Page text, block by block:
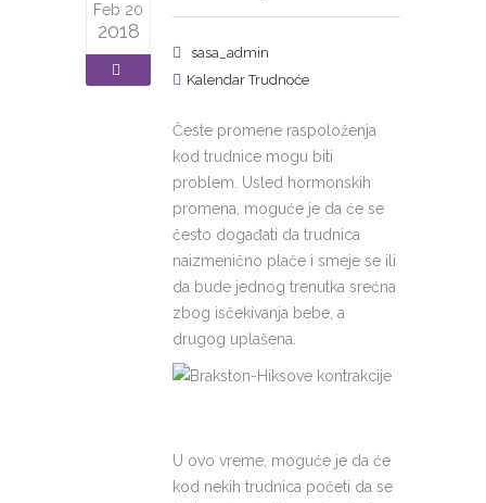
Feb 20
2018
sasa_admin
Kalendar Trudnoće
Česte promene raspoloženja
kod trudnice mogu biti
problem. Usled hormonskih
promena, moguće je da će se
često događati da trudnica
naizmenično plače i smeje se ili
da bude jednog trenutka srećna
zbog isčekivanja bebe, a
drugog uplašena.
U ovo vreme, moguće je da će
kod nekih trudnica početi da se